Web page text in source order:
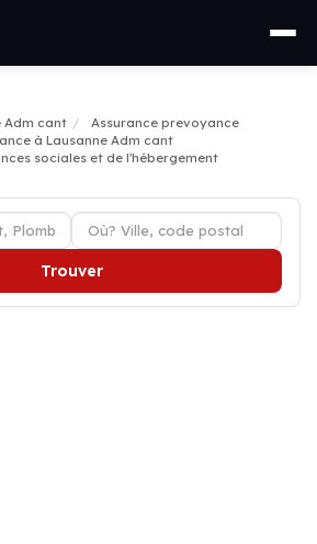
Adm cant
Assurance prevoyance
à Lausanne Adm cant
sociales et de l'hébergement
Trouver